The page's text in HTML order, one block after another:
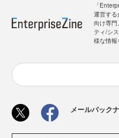
「
運営する
向け専門
ティ/シ
様な情報
メールバック